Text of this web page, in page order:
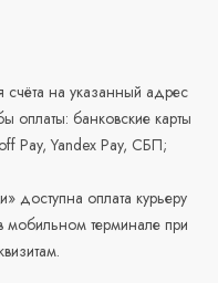
счёта на указанный адрес
оплаты: банковские карты
Pay, Yandex Pay, СБП;
доступна оплата курьеру
мобильном терминале при